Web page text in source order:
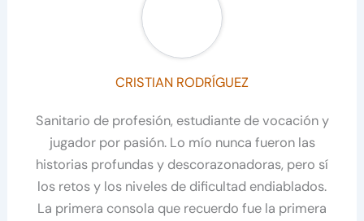
CRISTIAN RODRÍGUEZ
Sanitario de profesión, estudiante de vocación y
jugador por pasión. Lo mío nunca fueron las
historias profundas y descorazonadoras, pero sí
los retos y los niveles de dificultad endiablados.
La primera consola que recuerdo fue la primera